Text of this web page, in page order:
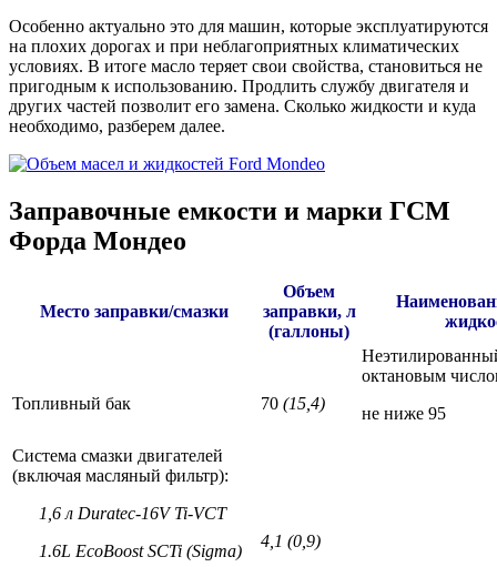
Особенно актуально это для машин, которые эксплуатируются
на плохих дорогах и при неблагоприятных климатических
условиях. В итоге масло теряет свои свойства, становиться не
пригодным к использованию. Продлить службу двигателя и
других частей позволит его замена. Сколько жидкости и куда
необходимо, разберем далее.
Заправочные емкости и марки ГСМ
Форда Мондео
Место заправки/смазки
Объем
заправки, л
(галлоны)
Топливный бак 70 (15,4)
октановым
не ниже 95
Система смазки двигателей
(включая масляный фильтр):
1,6 л Duratec-16V Ti-VCT
1.6L EcoBoost SCTi (Sigma)
4,1 (0,9)